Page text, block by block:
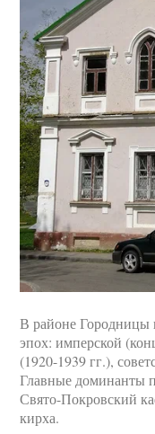
В районе Городницы
эпох: имперской
(1920-1939 гг.),
Главные доминанты
Свято-Покровский
кирха.